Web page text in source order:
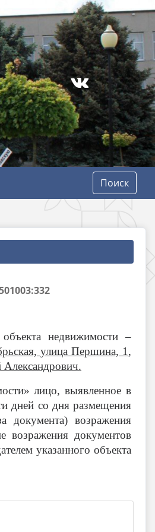
Поиск
недвижимости –
улица Першина, 1 ,
лицо, выявленное в
дней со дня размещения
документа) возражения
возражения документов
указанного объекта